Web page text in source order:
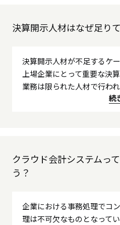
決算開示人材はなぜ足り
決算開示人材が不足するケ
上場企業にとって重要な決
業務は限られた人材で行わ
続
クラウド会計システムっ
う？
企業における事務処理でコ
理は不可欠なものとなって